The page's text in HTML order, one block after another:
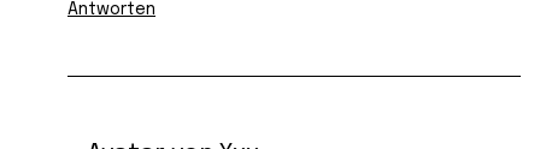
Antworten